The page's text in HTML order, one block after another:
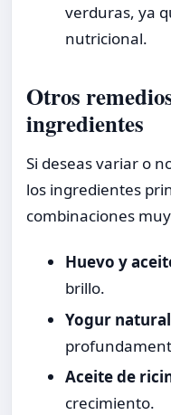
verduras, ya
nutricional.
Otros
ingredientes
Si deseas variar o
los ingredientes
combinaciones
Huevo y
brillo.
Yogur
Aceite de
crecimiento.